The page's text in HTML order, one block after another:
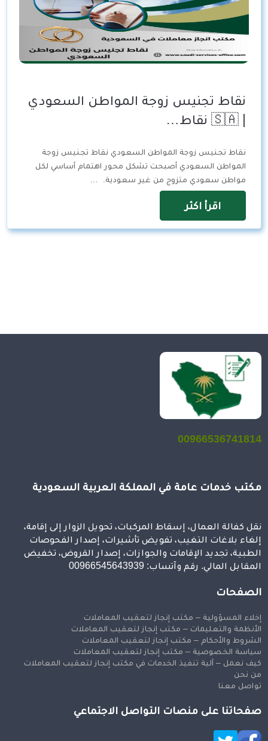
نقاط تجنيس زوجة المواطن السعودي
| 🇸🇦 نقاط…
نقاط تجنيس زوجة المواطن السعودي نقاط تجنيس زوجة
المواطن السعودي أصبحت تشكل محور اهتمام أساسي لكل
مواطن سعودي متزوج من غير سعودية. …
اقرأ اكثر
00966536741814
مكتب خدمات عامة في المملكة العربية السعودية
نقل كفالة العمال، إسقاط المركبات، تحويل الزوار إلى إقامة،
إلغاء بلاغات التغيب، تفويض تأشيرات، إصدار الفحوصات
الطبية، تجديد الإقامات والجوازات، إصدار القروض، تخفيض
المقابل المالي. رقم وآتساب: 00966545643939
الصفحات
إخلاء المسؤولية – مكتب إنجاز لتعقيب المعاملات
الأنظمة والتعليمات – مكتب إنجاز لتعقيب المعاملات
الشروط والأحكام – مكتب إنجاز لتعقيب المعاملات
سياسة الخصوصية – مكتب إنجاز لتعقيب المعاملات
كيف نعمل – آلية تنفيذ الخدمات في مكتب إنجاز لتعقيب المعاملات
من نحن
تواصل معنا
صفحاتنا على منصات التواصل الاجتماعي